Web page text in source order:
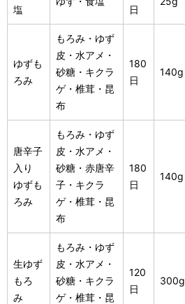
塩
日
ゆずも
ろみ
もろみ・ゆず
皮・水アメ・
砂糖・キクラ
ゲ・椎茸・昆
布
180
日
140g
唐辛子
入り
ゆずも
ろみ
もろみ・ゆず
皮・水アメ・
砂糖・赤唐辛
子・キクラ
ゲ・椎茸・昆
布
180
日
140g
生ゆず
もろ
み
もろみ・ゆず
皮・水アメ・
砂糖・キクラ
ゲ・椎茸・昆
120
日
300g